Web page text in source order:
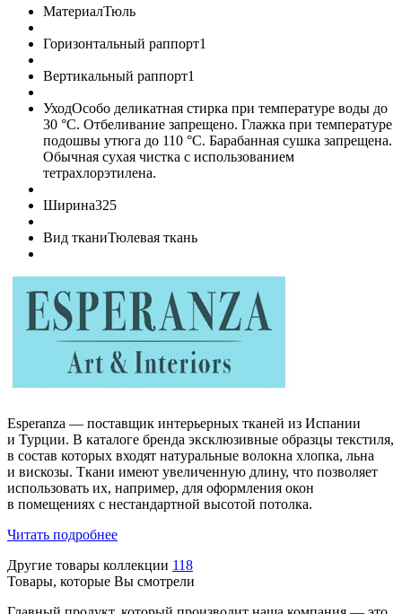
МатериалТюль
Горизонтальный раппорт1
Вертикальный раппорт1
УходОсобо деликатная стирка при температуре воды до
30 °C. Отбеливание запрещено. Глажка при температуре
подошвы утюга до 110 °C. Барабанная сушка запрещена.
Обычная сухая чистка с использованием
тетрахлорэтилена.
Ширина325
Вид тканиТюлевая ткань
Esperanza — поставщик интерьерных тканей из Испании
и Турции. В каталоге бренда эксклюзивные образцы текстиля,
в состав которых входят натуральные волокна хлопка, льна
и вискозы. Ткани имеют увеличенную длину, что позволяет
использовать их, например, для оформления окон
в помещениях с нестандартной высотой потолка.
Читать подробнее
Другие товары коллекции 118
Товары, которые Вы смотрели